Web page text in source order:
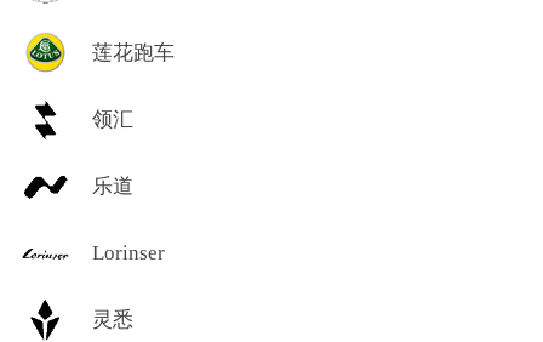
莲花跑车
领汇
乐道
Lorinser
灵悉